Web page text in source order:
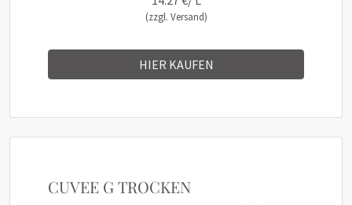
(zzgl. Versand)
HIER KAUFEN
CUVEE G TROCKEN